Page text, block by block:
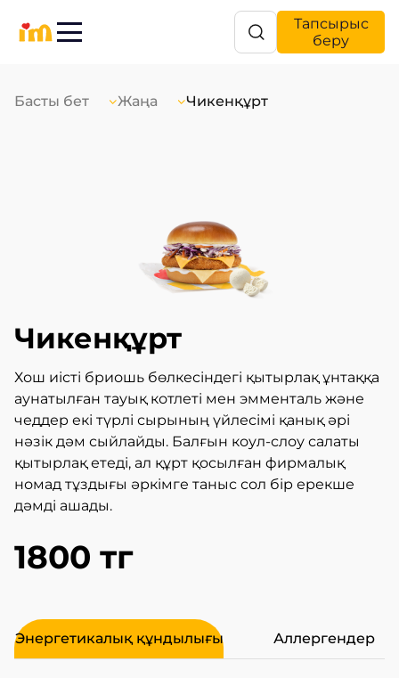
Тапсырыс
беру
Басты бет Жаңа Чикенқұрт
Чикенқұрт
Хош иісті бриошь бөлкесіндегі қытырлақ ұнтаққа
аунатылған тауық котлеті мен эмменталь және
чеддер екі түрлі сырының үйлесімі қанық әрі
нәзік дәм сыйлайды. Балғын коул-слоу салаты
қытырлақ етеді, ал құрт қосылған фирмалық
номад тұздығы әркімге таныс сол бір ерекше
дәмді ашады.
1800 тг
Энергетикалық құндылығы Аллергендер